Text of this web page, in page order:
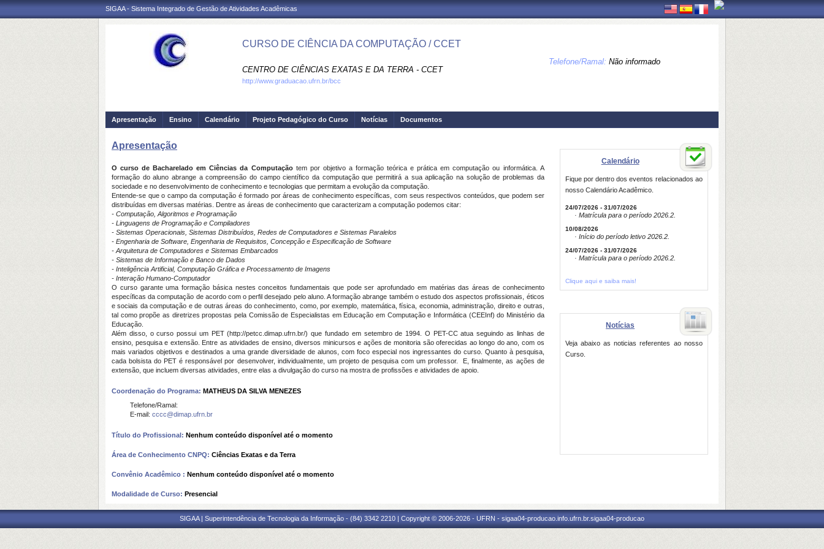
SIGAA - Sistema Integrado de Gestão de Atividades Acadêmicas
CURSO DE CIÊNCIA DA COMPUTAÇÃO / CCET
CENTRO DE CIÊNCIAS EXATAS E DA TERRA - CCET
Telefone/Ramal: Não informado
http://www.graduacao.ufrn.br/bcc
Apresentação Ensino Calendário Projeto Pedagógico do Curso Notícias Documentos
Apresentação
O curso de Bacharelado em Ciências da Computaçãotem por objetivo a formação teórica e prática em computação ou informática. A
formação do aluno abrange a compreensão do campo científico da computação que permitirá a sua aplicação na solução de problemas da
sociedade e no desenvolvimento de conhecimento e tecnologias que permitam a evolução da computação.
Entende-se que o campo da computação é formado por áreas de conhecimento específicas, com seus respectivos conteúdos, que podem ser
distribuídas em diversas matérias. Dentre as áreas de conhecimento que caracterizam a computação podemos citar:
- Computação, Algoritmos e Programação
- Linguagens de Programação e Compiladores
- Sistemas Operacionais, Sistemas Distribuídos, Redes de Computadores e Sistemas Paralelos
- Engenharia de Software, Engenharia de Requisitos, Concepção e Especificação de Software
- Arquitetura de Computadores e Sistemas Embarcados
- Sistemas de Informação e Banco de Dados
- Inteligência Artificial, Computação Gráfica e Processamento de Imagens
- Interação Humano-Computador
O curso garante uma formação básica nestes conceitos fundamentais que pode ser aprofundado em matérias das áreas de conhecimento
específicas da computação de acordo com o perfil desejado pelo aluno. A formação abrange também o estudo dos aspectos profissionais, éticos
e sociais da computação e de outras áreas do conhecimento, como, por exemplo, matemática, física, economia, administração, direito e outras,
tal como propõe as diretrizes propostas pela Comissão de Especialistas em Educação em Computação e Informática (CEEInf) do Ministério da
Educação.
Além disso, o curso possui um PET (http://petcc.dimap.ufrn.br/) que fundado em setembro de 1994. O PET-CC atua seguindo as linhas de
ensino, pesquisa e extensão. Entre as atividades de ensino, diversos minicursos e ações de monitoria são oferecidas ao longo do ano, com os
mais variados objetivos e destinados a uma grande diversidade de alunos, com foco especial nos ingressantes do curso. Quanto à pesquisa,
cada bolsista do PET é responsável por desenvolver, individualmente, um projeto de pesquisa com um professor. E, finalmente, as ações de
extensão, que incluem diversas atividades, entre elas a divulgação do curso na mostra de profissões e atividades de apoio.
Coordenação do Programa: MATHEUS DA SILVA MENEZES
Telefone/Ramal:
E-mail: cccc@dimap.ufrn.br
Título do Profissional: Nenhum conteúdo disponível até o momento
Área de Conhecimento CNPQ: Ciências Exatas e da Terra
Convênio Acadêmico : Nenhum conteúdo disponível até o momento
Modalidade de Curso: Presencial
Calendário
Fique por dentro dos eventos relacionados ao
nosso Calendário Acadêmico.
24/07/2026 - 31/07/2026
· Matrícula para o período 2026.2.
10/08/2026
· Início do período letivo 2026.2.
24/07/2026 - 31/07/2026
· Matrícula para o período 2026.2.
Clique aqui e saiba mais!
Notícias
Veja abaixo as noticias referentes ao nosso
Curso.
SIGAA | Superintendência de Tecnologia da Informação - (84) 3342 2210 | Copyright © 2006-2026 - UFRN - sigaa04-producao.info.ufrn.br.sigaa04-producao